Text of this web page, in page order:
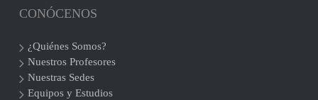
CONÓCENOS
¿Quiénes Somos?
Nuestros Profesores
Nuestras Sedes
Equipos y Estudios